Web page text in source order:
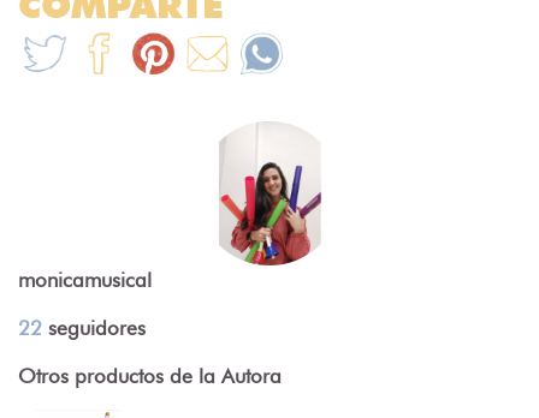
monicamusical
22 seguidores
Otros productos de la Autora